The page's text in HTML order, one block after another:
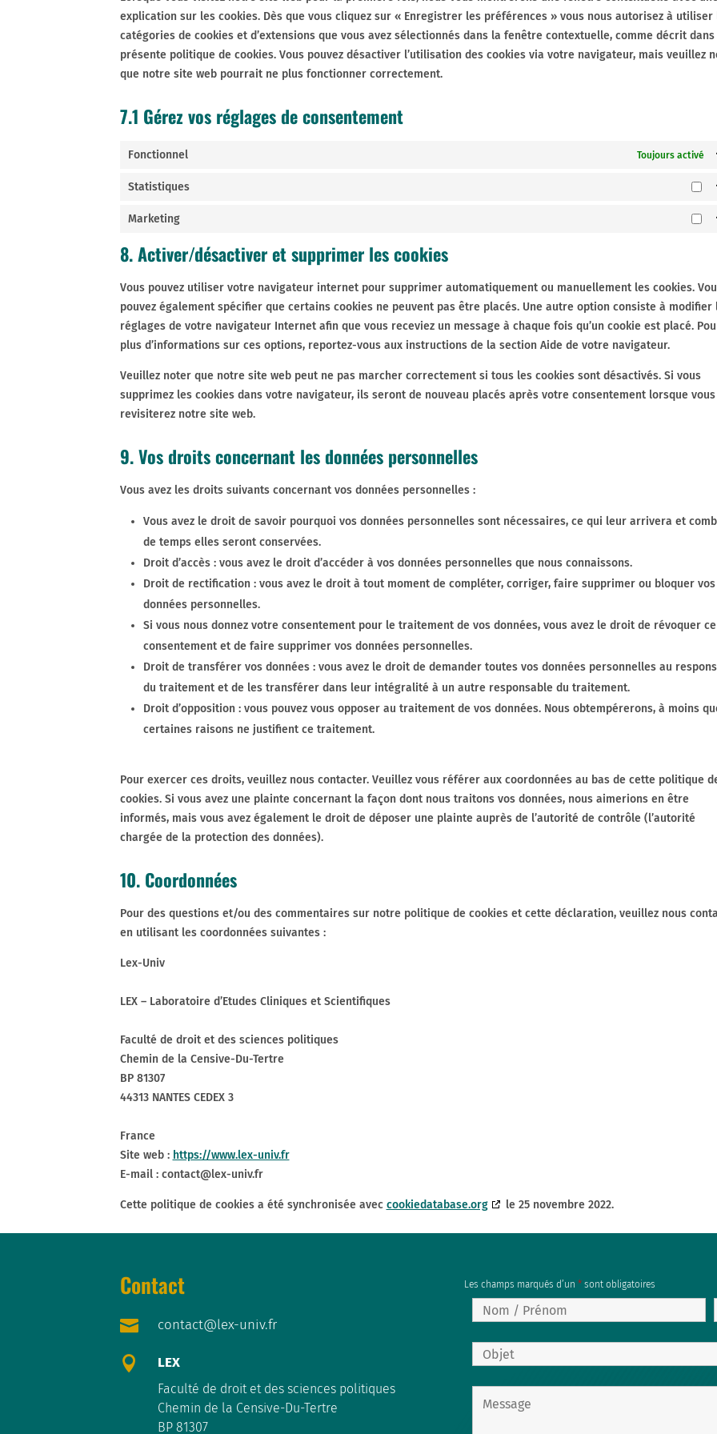
explication sur les cookies. Dès que vous cliquez sur « Enregistrer les préférences » vous nous autorisez à utiliser
catégories de cookies et d’extensions que vous avez sélectionnés dans la fenêtre contextuelle, comme décrit dans
présente politique de cookies. Vous pouvez désactiver l’utilisation des cookies via votre navigateur, mais veuillez
que notre site web pourrait ne plus fonctionner correctement.
7.1 Gérez vos réglages de consentement
Fonctionnel Toujours activé
Statistiques
Marketing
8. Activer/désactiver et supprimer les cookies
Vous pouvez utiliser votre navigateur internet pour supprimer automatiquement ou manuellement les cookies.
pouvez également spécifier que certains cookies ne peuvent pas être placés. Une autre option consiste à modifier
réglages de votre navigateur Internet afin que vous receviez un message à chaque fois qu’un cookie est placé.
plus d’informations sur ces options, reportez-vous aux instructions de la section Aide de votre navigateur.
Veuillez noter que notre site web peut ne pas marcher correctement si tous les cookies sont désactivés. Si vous
supprimez les cookies dans votre navigateur, ils seront de nouveau placés après votre consentement lorsque vous
revisiterez notre site web.
9. Vos droits concernant les données personnelles
Vous avez les droits suivants concernant vos données personnelles :
Vous avez le droit de savoir pourquoi vos données personnelles sont nécessaires, ce qui leur arrivera et
de temps elles seront conservées.
Droit d’accès : vous avez le droit d’accéder à vos données personnelles que nous connaissons.
Droit de rectification : vous avez le droit à tout moment de compléter, corriger, faire supprimer ou bloquer vos
données personnelles.
Si vous nous donnez votre consentement pour le traitement de vos données, vous avez le droit de révoquer ce
consentement et de faire supprimer vos données personnelles.
Droit de transférer vos données : vous avez le droit de demander toutes vos données personnelles au
du traitement et de les transférer dans leur intégralité à un autre responsable du traitement.
Droit d’opposition : vous pouvez vous opposer au traitement de vos données. Nous obtempérerons, à moins
certaines raisons ne justifient ce traitement.
Pour exercer ces droits, veuillez nous contacter. Veuillez vous référer aux coordonnées au bas de cette politique
cookies. Si vous avez une plainte concernant la façon dont nous traitons vos données, nous aimerions en être
informés, mais vous avez également le droit de déposer une plainte auprès de l’autorité de contrôle (l’autorité
chargée de la protection des données).
10. Coordonnées
Pour des questions et/ou des commentaires sur notre politique de cookies et cette déclaration, veuillez nous
en utilisant les coordonnées suivantes :
Lex-Univ
LEX – Laboratoire d’Etudes Cliniques et Scientifiques
Faculté de droit et des sciences politiques
Chemin de la Censive-Du-Tertre
BP 81307
44313 NANTES CEDEX 3
France
Site web : https://www.lex-univ.fr
E-mail : contact@lex-univ.fr
Cette politique de cookies a été synchronisée avec cookiedatabase.org le 25 novembre 2022.
Contact
 contact@lex-univ.fr
 LEX
Faculté de droit et des sciences politiques
Chemin de la Censive-Du-Tertre
BP 81307
Les champs marqués d’un* sont obligatoires